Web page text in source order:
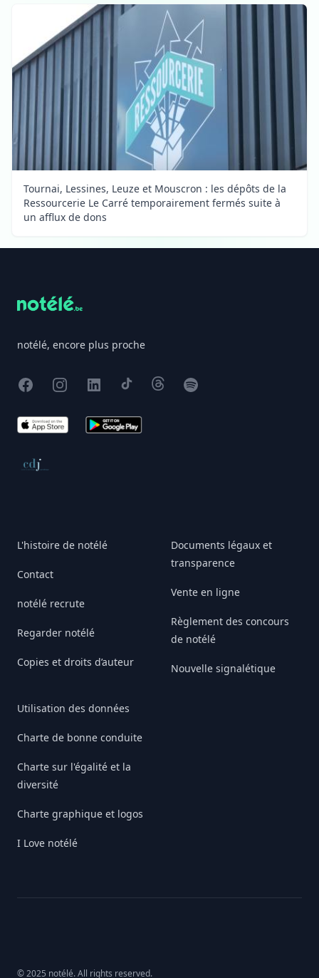
Tournai, Lessines, Leuze et Mouscron : les dépôts de la
Ressourcerie Le Carré temporairement fermés suite à
un afflux de dons
notélé, encore plus proche
FacebookInstagram
X TikTokThreadsSpotify
App Store Google Play
Conseil de déontologie journalistique
L'histoire de notélé
Contact
notélé recrute
Regarder notélé
Copies et droits d’auteur
Utilisation des données
Charte de bonne conduite
Charte sur l'égalité et la
diversité
Charte graphique et logos
I Love notélé
Documents légaux et
transparence
Vente en ligne
Règlement des concours
de notélé
Nouvelle signalétique
© 2025 notélé. All rights reserved.